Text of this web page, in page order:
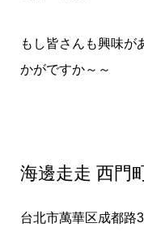
もし皆さんも興味が
かがですか～～
海邊走走 西門
台北市萬華区成都路